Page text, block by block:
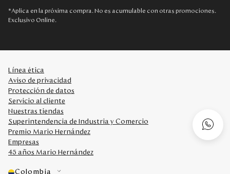
*Aplica en la próxima compra. No es acumulable con otras promociones.
Exclusivo Online.
Línea ética
Aviso de privacidad
Protección de datos
Servicio al cliente
Nuestras tiendas
Superintendencia de Industria y Comercio
Premio Mario Hernández
Empresas
45 años Mario Hernández
Colombia